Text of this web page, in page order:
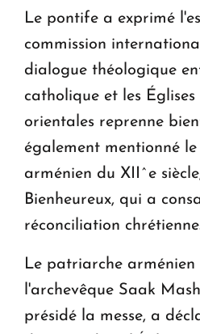
Le pontife a exprimé
commission
dialogue théologique
catholique et les
orientales reprenne
également mentionné
arménien du XII^e
Bienheureux, qui a
réconciliation
Le patriarche arménien
l'archevêque Saak
présidé la messe, a